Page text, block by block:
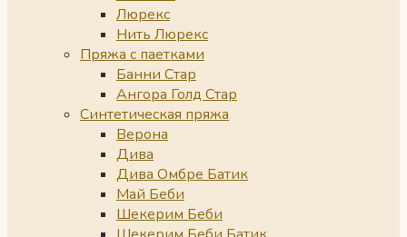
Люрекс
Нить Люрекс
Пряжа с паетками
Банни Стар
Ангора Голд Стар
Синтетическая пряжа
Верона
Дива
Дива Омбре Батик
Май Беби
Шекерим Беби